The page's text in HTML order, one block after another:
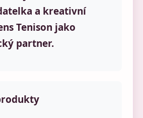
a kreativní
Tenison jako
partner.